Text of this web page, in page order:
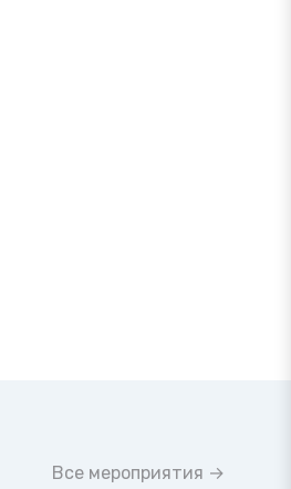
Все мероприятия →